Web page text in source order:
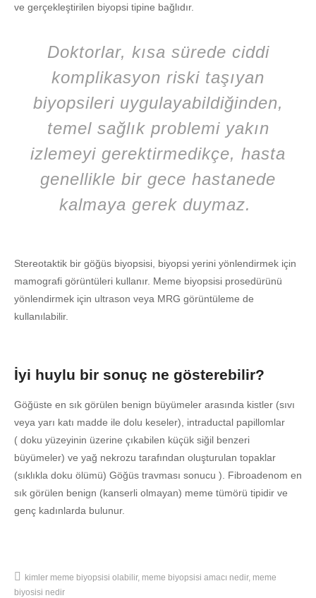
ve gerçekleştirilen biyopsi tipine bağlıdır.
Doktorlar, kısa sürede ciddi
komplikasyon riski taşıyan
biyopsileri uygulayabildiğinden,
temel sağlık problemi yakın
izlemeyi gerektirmedikçe, hasta
genellikle bir gece hastanede
kalmaya gerek duymaz.
Stereotaktik bir göğüs biyopsisi, biyopsi yerini yönlendirmek için
mamografi görüntüleri kullanır. Meme biyopsisi prosedürünü
yönlendirmek için ultrason veya MRG görüntüleme de
kullanılabilir.
İyi huylu bir sonuç ne gösterebilir?
Göğüste en sık görülen benign büyümeler arasında kistler (sıvı
veya yarı katı madde ile dolu keseler), intraductal papillomlar
( doku yüzeyinin üzerine çıkabilen küçük siğil benzeri
büyümeler) ve yağ nekrozu tarafından oluşturulan topaklar
(sıklıkla doku ölümü) Göğüs travması sonucu ). Fibroadenom en
sık görülen benign (kanserli olmayan) meme tümörü tipidir ve
genç kadınlarda bulunur.
kimler meme biyopsisi olabilir meme biyopsisi amacı nedir meme
biyosisi nedir